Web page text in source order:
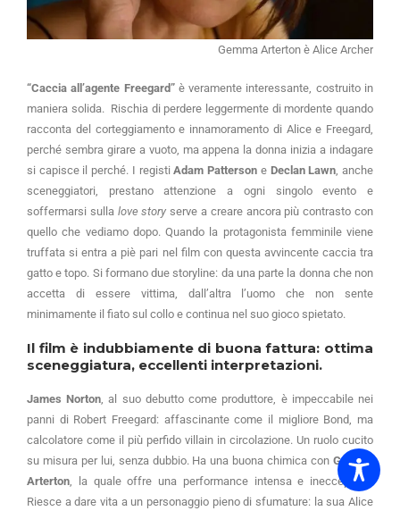
Gemma Arterton è Alice Archer
“Caccia all’agente Freegard”è veramente interessante, costruito in
maniera solida. Rischia di perdere leggermente di mordente quando
racconta del corteggiamento e innamoramento di Alice e Freegard,
perché sembra girare a vuoto, ma appena la donna inizia a indagare
si capisce il perché. I registiAdam Patterson e Declan Lawn , anche
sceneggiatori, prestano attenzione a ogni singolo evento e
soffermarsi sulla love story serve a creare ancora più contrasto con
quello che vediamo dopo. Quando la protagonista femminile viene
truffata si entra a piè pari nel film con questa avvincente caccia tra
gatto e topo. Si formano due storyline: da una parte la donna che non
accetta di essere vittima, dall’altra l’uomo che non sente
minimamente il fiato sul collo e continua nel suo gioco spietato.
Il film è indubbiamente di buona fattura: ottima
sceneggiatura, eccellenti interpretazioni.
James Norton , al suo debutto come produttore, è impeccabile nei
panni di Robert Freegard: affascinante come il migliore Bond, ma
calcolatore come il più perfido villain in circolazione. Un ruolo cucito
su misura per lui, senza dubbio. Ha una buona chimica con Gemma
Arterton , la quale offre una performance intensa e ineccepibile.
Riesce a dare vita a un personaggio pieno di sfumature: la sua Alice